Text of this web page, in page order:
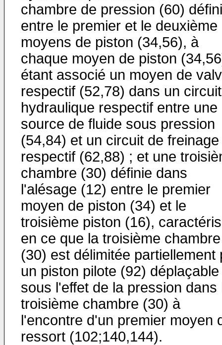
chambre de pression (60)
entre le premier et le deuxième
moyens de piston (34,56), à
chaque moyen de piston
étant associé un moyen de
respectif (52,78) dans un circuit
hydraulique respectif entre une
source de fluide sous pression
(54,84) et un circuit de freinage
respectif (62,88) ; et une
chambre (30) définie dans
l'alésage (12) entre le premier
moyen de piston (34) et le
troisième piston (16),
en ce que la troisième chambre
(30) est délimitée partiellement
un piston pilote (92) déplaçable
sous l'effet de la pression dans
troisième chambre (30) à
l'encontre d'un premier moyen
ressort (102;140,144).